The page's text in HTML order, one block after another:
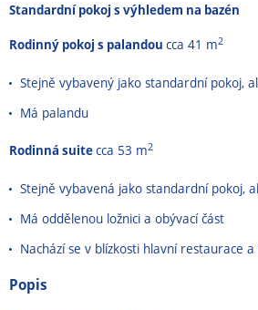
Standardní pokoj s výhledem na bazén
Rodinný pokoj s palandou cca 41 m2
Stejně vybavený jako standardní pokoj,
Má palandu
Rodinná suitecca 53 m2
Stejně vybavená jako standardní pokoj,
Má oddělenou ložnici a obývací část
Nachází se v blízkosti hlavní restaurace
Popis